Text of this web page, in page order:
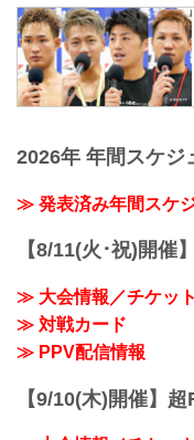
2026年 年間スケジ
≫ 発表済み年間スケ
【8/11(火･祝)開催
≫ 大会情報／チケット
≫ 対戦カード
≫ PPV配信情報
【9/10(木)開催】